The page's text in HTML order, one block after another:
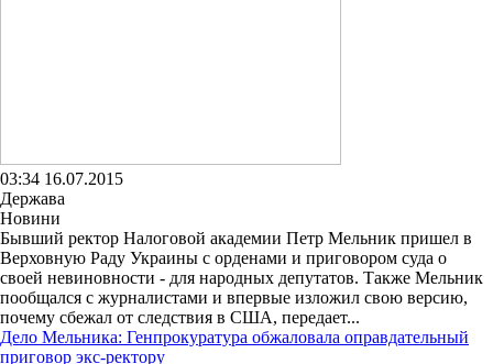
03:34 16.07.2015
Держава
Новини
Бывший ректор Налоговой академии Петр Мельник пришел в
Верховную Раду Украины с орденами и приговором суда о
своей невиновности - для народных депутатов. Также Мельник
пообщался с журналистами и впервые изложил свою версию,
почему сбежал от следствия в США, передает...
Дело Мельника: Генпрокуратура обжаловала оправдательный
приговор экс-ректору